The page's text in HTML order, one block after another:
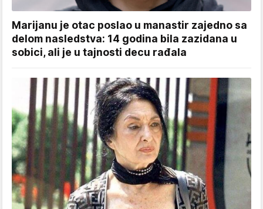
Marijanu je otac poslao u manastir zajedno sa
delom nasledstva: 14 godina bila zazidana u
sobici, ali je u tajnosti decu rađala